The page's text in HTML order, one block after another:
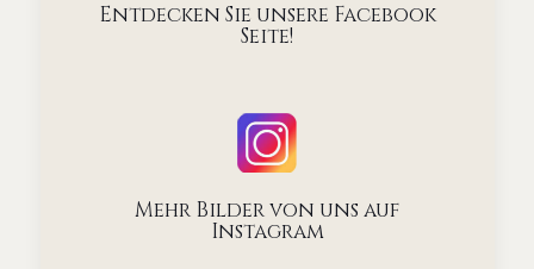
Entdecken Sie unsere Facebook
Seite!
Mehr Bilder von uns auf
Instagram